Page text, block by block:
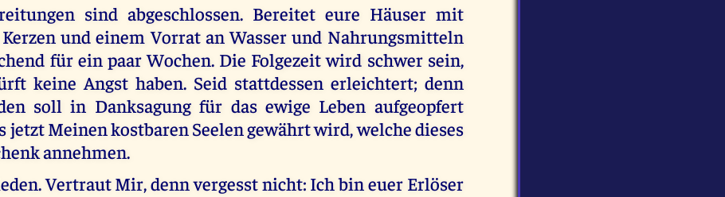
sind abgeschlossen. Bereitet eure Häuser mit
und einem Vorrat an Wasser und Nahrungsmitteln
für ein paar Wochen. Die Folgezeit wird schwer sein,
keine Angst haben. Seid stattdessen erleichtert; denn
soll in Danksagung für das ewige Leben aufgeopfert
jetzt Meinen kostbaren Seelen gewährt wird, welche dieses
annehmen.
Vertraut Mir, denn vergesst nicht: Ich bin euer Erlöser